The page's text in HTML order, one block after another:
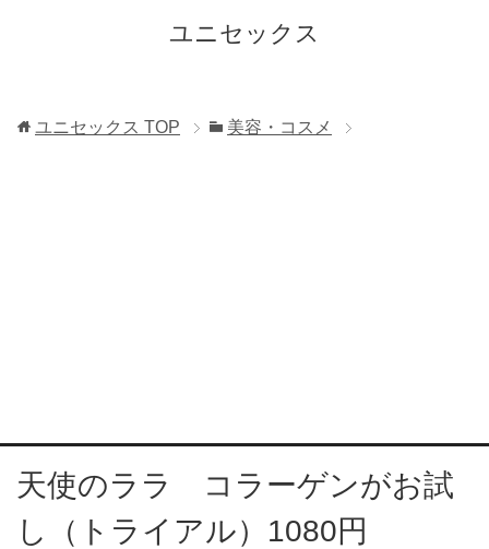
ユニセックス
ユニセックス TOP 美容・コスメ
天使のララ コラーゲンがお試
し（トライアル）1080円